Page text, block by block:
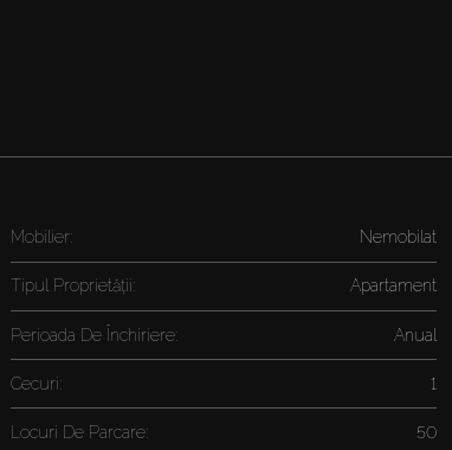
Mobilier: Nemobilat
Tipul Proprietății: Apartament
Perioada De Închiriere: Anual
Cecuri: 1
Locuri De Parcare: 50